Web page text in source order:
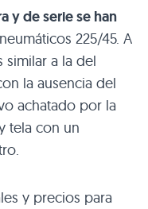
y de serie se han
225/45. A
similar a la del
la ausencia del
achatado por la
tela con un
y precios para